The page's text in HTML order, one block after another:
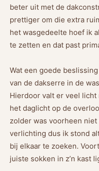
beter uit met de
prettiger om die extra
het wasgedeelte hoef ik
te zetten en dat past
Wat een goede
van de dakserre in de
Hierdoor valt er veel
het daglicht op de
zolder was voorheen
verlichting dus ik stond
bij elkaar te zoeken.
juiste sokken in z’n kast